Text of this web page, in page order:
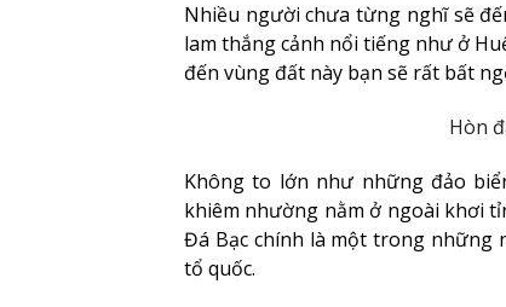
Nhiều người chưa từng nghĩ sẽ
lam thắng cảnh nổi tiếng như ở
đến vùng đất này bạn sẽ rất bất
Hòn
Không to lớn như những đảo
khiêm nhường nằm ở ngoài khơi
Đá Bạc chính là một trong những
tổ quốc.